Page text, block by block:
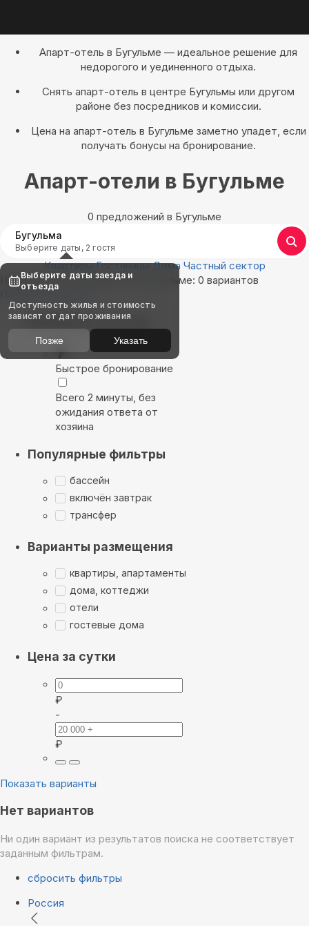
Апарт-отель в Бугульме — идеальное решение для
недорогого и уединенного отдыха.
Снять апарт-отель в центре Бугульмы или другом
районе без посредников и комиссии.
Цена на апарт-отель в Бугульме заметно упадет, если
получать бонусы на бронирование.
Апарт-отели в Бугульме
0 предложений в Бугульме
Бугульма
Выберите даты, 2 гостя
Квартиры Гостиницы Дома Частный сектор
Найдём, где остановиться в Бугульме: 0 вариантов
Показать на карте
Выбирайте лучшее
Быстрое бронирование
Всего 2 минуты, без
ожидания ответа от
хозяина
Популярные фильтры
бассейн
включён завтрак
трансфер
Варианты размещения
квартиры, апартаменты
дома, коттеджи
отели
гостевые дома
Цена за сутки
₽
-
₽
Показать варианты
Нет вариантов
Ни один вариант из результатов поиска не соответствует
заданным фильтрам.
сбросить фильтры
Россия
Выберите даты заезда и
отъезда
Доступность жилья и стоимость
зависят от дат проживания
Позже Указать